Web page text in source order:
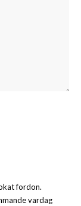
fordon.
vardag